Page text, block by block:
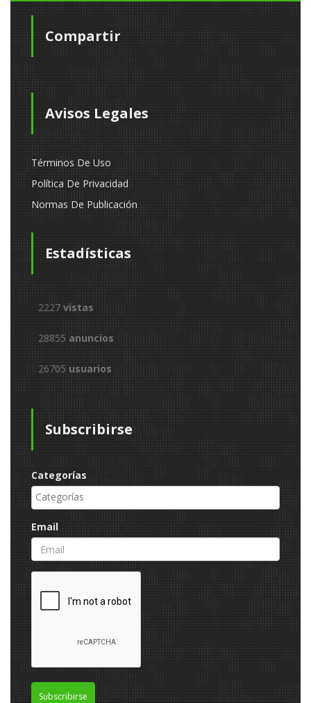
Compartir
Avisos Legales
Términos De Uso
Política De Privacidad
Normas De Publicación
Estadísticas
2227 vistas
28855 anuncios
26705 usuarios
Subscribirse
Categorías
Email
Subscribirse